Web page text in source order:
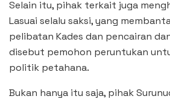
Selain itu, pihak terkait juga
Lasuai selalu saksi, yang
pelibatan Kades dan pencairan
disebut pemohon peruntukan
politik petahana.
Bukan hanya itu saja, pihak